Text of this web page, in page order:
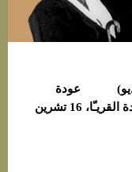
عودة
تقرير قناة المنار لمراسم نقل رفات سلطان باشا الأطرش إلى صرح شهداء الثورة السورية الكبرى في بلدة القريـّا، 16 تشرين